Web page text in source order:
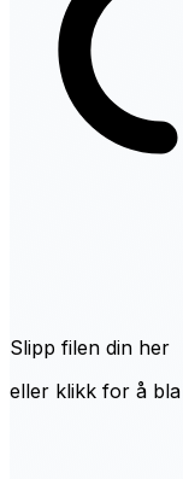
Slipp filen din her
eller klikk for å bla